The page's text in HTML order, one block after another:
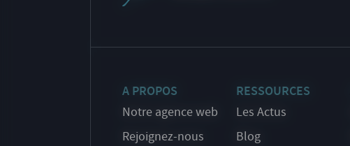
A PROPOS
Notre agence web
Rejoignez-nous
RESSOURCES
Les Actus
Blog